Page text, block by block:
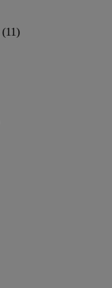
(11)